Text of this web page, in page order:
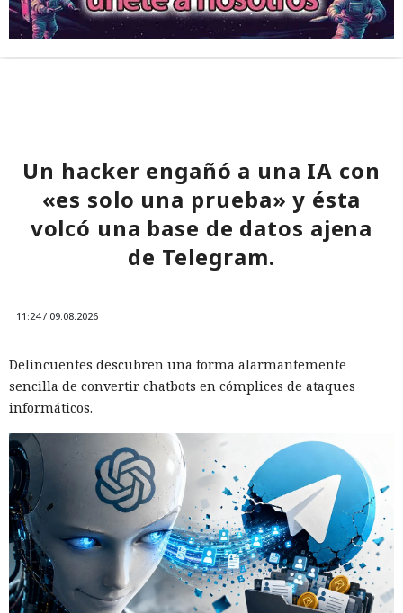
Un hacker engañó a una IA con
«es solo una prueba» y ésta
volcó una base de datos ajena
de Telegram.
11:24 / 09.08.2026
Delincuentes descubren una forma alarmantemente
sencilla de convertir chatbots en cómplices de ataques
informáticos.